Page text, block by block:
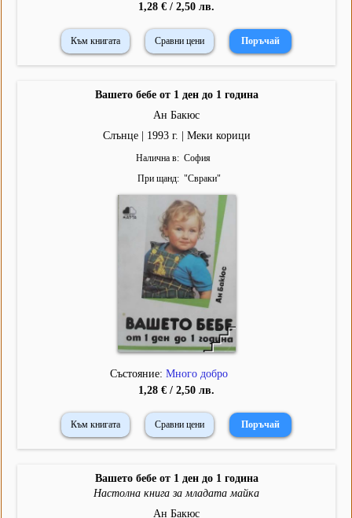
1,28 € / 2,50 лв.
Към книгата Сравни цени
Вашето бебе от 1 ден до 1 година
Ан Бакюс
Слънце | 1993 г. | Меки корици
Налична в
София
При щанд
"Свраки"
Състояние: Много добро
1,28 € / 2,50 лв.
Към книгата Сравни цени
Вашето бебе от 1 ден до 1 година
Настолна книга за младата майка
Ан Бакюс